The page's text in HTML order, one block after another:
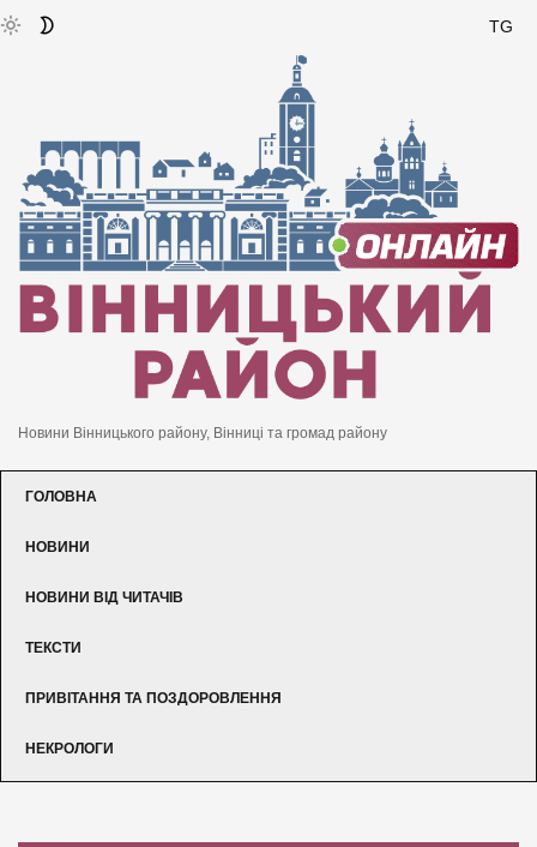
TG
Новини Вінницького району, Вінниці та громад району
ГОЛОВНА
НОВИНИ
НОВИНИ ВІД ЧИТАЧІВ
ТЕКСТИ
ПРИВІТАННЯ ТА ПОЗДОРОВЛЕННЯ
НЕКРОЛОГИ